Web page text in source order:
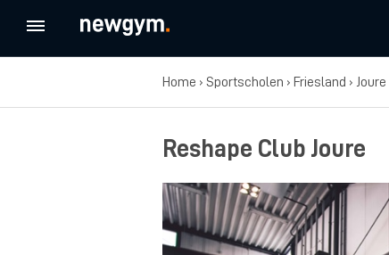
Home › Sportscholen › Friesland › Joure
Reshape Club Joure